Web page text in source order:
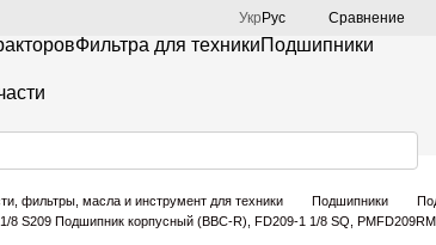
Укр Рус Сравнение
Фильтра для техникиПодшипники
фильтры, масла и инструмент для техники Подшипники
8 S209 Подшипник корпусный (BBC-R), FD209-1 1/8 SQ, PMFD209RM